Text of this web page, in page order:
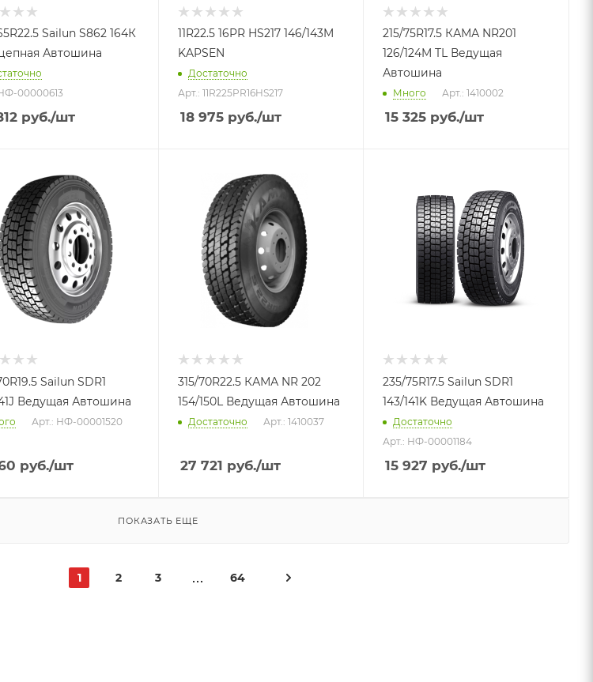
Sailun S862 164К
Автошина
00000613
руб./шт
11R22.5 16PR HS217 146/143M
KAPSEN
Достаточно
Арт.: 11R225PR16HS217
18 975руб./шт
215/75R17.5 КАМА NR201
126/124M TL Ведущая
Автошина
Много Арт.: 1410002
15 325 руб./шт
Sailun SDR1
Ведущая Автошина
Арт.: НФ-00001520
руб./шт
315/70R22.5 КАМА NR 202
154/150L Ведущая Автошина
Достаточно Арт.: 1410037
27 721 руб./шт
235/75R17.5 Sailun SDR1
143/141K Ведущая Автошина
Достаточно
Арт.: НФ-00001184
15 927 руб./шт
ПОКАЗАТЬ ЕЩЕ
1 2 3 64